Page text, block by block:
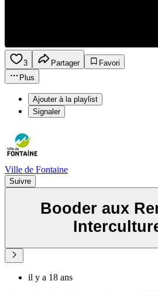
3 Partager
Favori
Plus
Ajouter à la playlist
Signaler
Ville de Fontaine
Suivre
Booder aux
il y a 18 ans